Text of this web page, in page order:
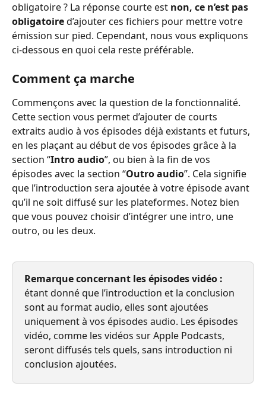
obligatoire ? La réponse courte est non, ce n’est pas
obligatoire d’ajouter ces fichiers pour mettre votre
émission sur pied. Cependant, nous vous expliquons
ci-dessous en quoi cela reste préférable.
Comment ça marche
Commençons avec la question de la fonctionnalité.
Cette section vous permet d’ajouter de courts
extraits audio à vos épisodes déjà existants et futurs,
en les plaçant au début de vos épisodes grâce à la
section “Intro audio”, ou bien à la fin de vos
épisodes avec la section “Outro audio”. Cela signifie
que l’introduction sera ajoutée à votre épisode avant
qu’il ne soit diffusé sur les plateformes. Notez bien
que vous pouvez choisir d’intégrer une intro, une
outro, ou les deux.
Remarque concernant les épisodes vidéo :
étant donné que l’introduction et la conclusion
sont au format audio, elles sont ajoutées
uniquement à vos épisodes audio. Les épisodes
vidéo, comme les vidéos sur Apple Podcasts,
seront diffusés tels quels, sans introduction ni
conclusion ajoutées.